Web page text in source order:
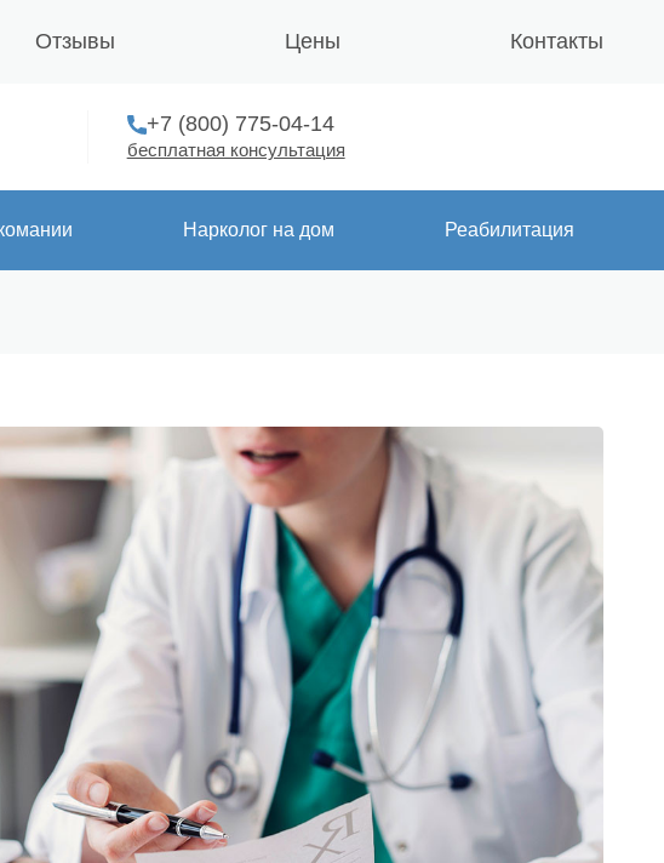
Отзывы Цены Контакты
+7 (800) 775-04-14
бесплатная консультация
Нарколог на дом Реабилитация